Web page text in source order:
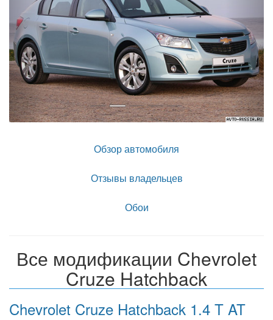
Обзор автомобиля
Отзывы владельцев
Обои
Все модификации Chevrolet
Cruze Hatchback
Chevrolet Cruze Hatchback 1.4 T AT